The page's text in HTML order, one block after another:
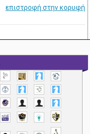
επιστροφή στην κορυφή